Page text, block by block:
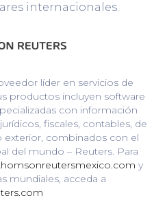
internacionales.
líder en servicios de
productos incluyen software
con información
fiscales, contables, de
combinados con el
del mundo – Reuters. Para
y
mundiales, acceda a